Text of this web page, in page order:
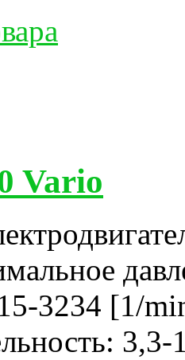
Vario
3234 [1/